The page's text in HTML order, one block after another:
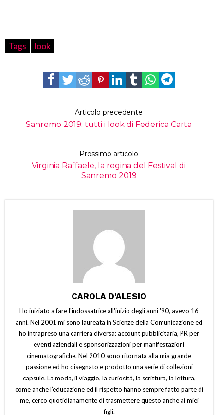
Tags look
Articolo precedente
Sanremo 2019: tutti i look di Federica Carta
Prossimo articolo
Virginia Raffaele, la regina del Festival di
Sanremo 2019
CAROLA D'ALESIO
Ho iniziato a fare l'indossatrice all'inizio degli anni '90, avevo 16
anni. Nel 2001 mi sono laureata in Scienze della Comunicazione ed
ho intrapreso una carriera diversa: account pubblicitaria, PR per
eventi aziendali e sponsorizzazioni per manifestazioni
cinematografiche. Nel 2010 sono ritornata alla mia grande
passione ed ho disegnato e prodotto una serie di collezioni
capsule. La moda, il viaggio, la curiosità, la scrittura, la lettura,
come anche l’educazione ed il rispetto hanno sempre fatto parte di
me, cerco quotidianamente di trasmettere questo anche ai miei
figli.